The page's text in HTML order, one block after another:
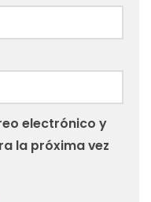
electrónico y
la próxima vez